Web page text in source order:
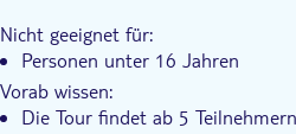
Nicht geeignet für:
Personen unter 16 Jahren
Vorab wissen:
Die Tour findet ab 5